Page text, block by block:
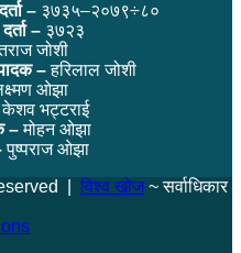
– ३७३५–२०७९÷८०
– ३७२३
जोशी
–हरिलाल जोशी
ओझा
केशव भट्टराई
–मोहन ओझा
पुष्पराज ओझा
| विश्व खोज~ सर्वाधिकार